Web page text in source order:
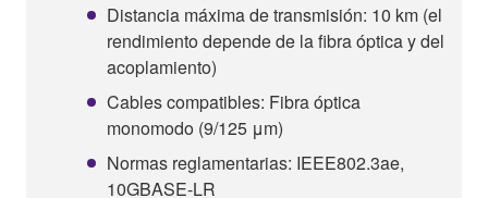
Distancia máxima de transmisión: 10 km (el
rendimiento depende de la fibra óptica y del
acoplamiento)
Cables compatibles: Fibra óptica
monomodo (9/125 μm)
Normas reglamentarias: IEEE802.3ae,
10GBASE-LR